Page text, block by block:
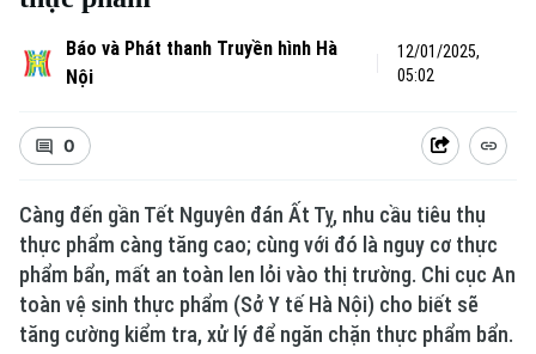
Báo và Phát thanh Truyền hình Hà
Nội
12/01/2025,
05:02
0
Càng đến gần Tết Nguyên đán Ất Tỵ, nhu cầu tiêu thụ
thực phẩm càng tăng cao; cùng với đó là nguy cơ thực
phẩm bẩn, mất an toàn len lỏi vào thị trường. Chi cục An
toàn vệ sinh thực phẩm (Sở Y tế Hà Nội) cho biết sẽ
tăng cường kiểm tra, xử lý để ngăn chặn thực phẩm bẩn.